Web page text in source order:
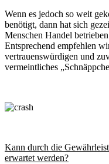
Wenn es jedoch so weit
benötigt, dann hat sich
Menschen Handel
Entsprechend empfehlen
vertrauenswürdigen und
vermeintliches
Kann durch die
erwartet werden?